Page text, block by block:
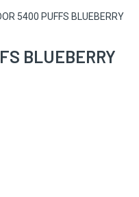
5400 PUFFS BLUEBERRY
BLUEBERRY